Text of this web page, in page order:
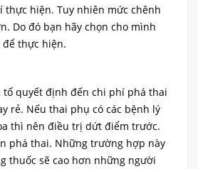
thực hiện. Tuy nhiên mức chênh
Do đó bạn hãy chọn cho mình
thực hiện.
tố quyết định đến chi phí phá thai
rẻ. Nếu thai phụ có các bệnh lý
thì nên điều trị dứt điểm trước.
phá thai. Những trường hợp này
thuốc sẽ cao hơn những người